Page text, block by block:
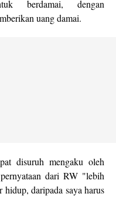
berdamai, dengan
uang damai.
disuruh mengaku oleh
dari RW "lebih
hidup, daripada saya harus